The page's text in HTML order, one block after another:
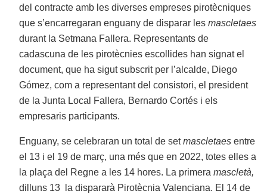
del contracte amb les diverses empreses pirotècniques
que s’encarregaran enguany de disparar lesmascletaes
durant la Setmana Fallera. Representants de
cadascuna de les pirotècnies escollides han signat el
document, que ha sigut subscrit per l’alcalde, Diego
Gómez, com a representant del consistori, el president
de la Junta Local Fallera, Bernardo Cortés i els
empresaris participants.
Enguany, se celebraran un total de setmascletaes entre
el 13 i el 19 de març, una més que en 2022, totes elles a
la plaça del Regne a les 14 hores. La primeramascletà,
dilluns 13 la dispararà Pirotècnia Valenciana. El 14 de